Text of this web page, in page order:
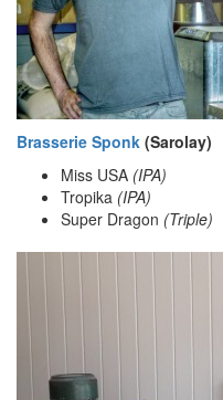
Brasserie Sponk (Sarolay)
Miss USA (IPA)
Tropika (IPA)
Super Dragon (Triple)